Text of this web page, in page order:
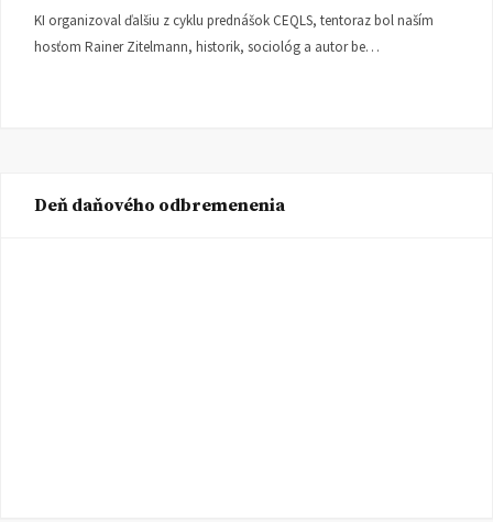
KI organizoval ďalšiu z cyklu prednášok CEQLS, tentoraz bol naším
hosťom Rainer Zitelmann, historik, sociológ a autor be…
Deň daňového odbremenenia